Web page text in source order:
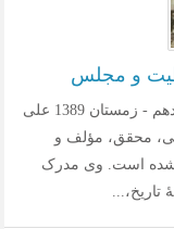
و مجلس
فصلنامه فرهنگی پیمان - شماره 54 - سال چهاردهم - زمستان 1389 علی
محقق، مؤلف و
متولد شده است. وی مدرک
تاریخ،...